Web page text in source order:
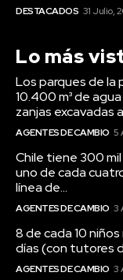
DESTACADOS 31 Julio,
Lo más
Los parques de la
10.400 m³ de
zanjas excavadas
AGENTES DE CAMBIO 5
Chile tiene 300
uno de cada
línea de...
AGENTES DE CAMBIO 3
8 de cada 10
días (con tutores
AGENTES DE CAMBIO 3